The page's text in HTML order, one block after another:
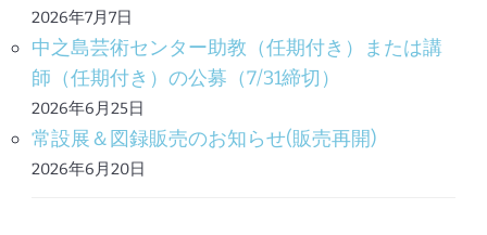
2026年7月7日
中之島芸術センター助教（任期付き）または講
師（任期付き）の公募（7/31締切）
2026年6月25日
常設展＆図録販売のお知らせ(販売再開)
2026年6月20日